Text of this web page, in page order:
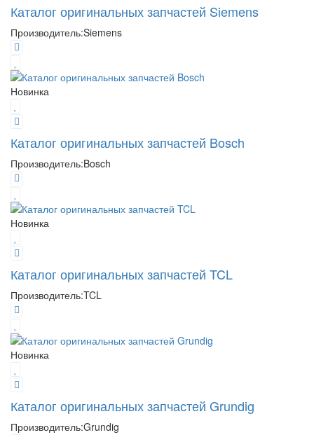
Каталог оригинальных запчастей Siemens
Производитель:Siemens
Новинка
Каталог оригинальных запчастей Bosch
Производитель:Bosch
Новинка
Каталог оригинальных запчастей TCL
Производитель:TCL
Новинка
Каталог оригинальных запчастей Grundig
Производитель:Grundig